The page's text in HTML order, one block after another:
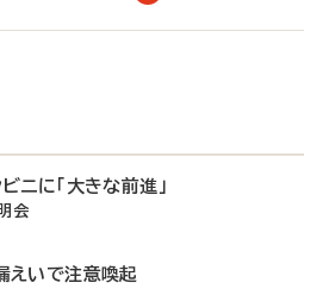
ニに「大きな前進」
会
えいで注意喚起